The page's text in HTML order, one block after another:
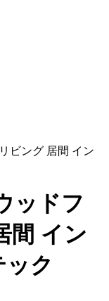
ビング 居間 イン
ッドフ
間 イン
ク